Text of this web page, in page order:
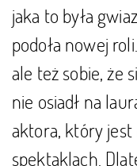
jaka to była
podoła nowej
ale też sobie, że
nie osiadł na
aktora, który
spektaklach.